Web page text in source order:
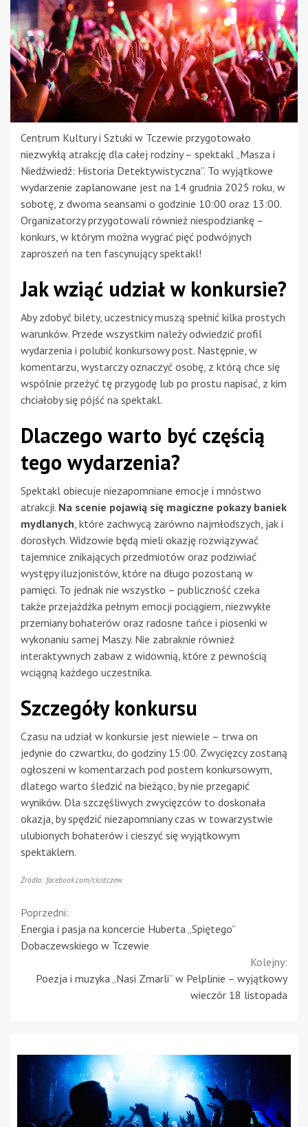
Centrum Kultury i Sztuki w Tczewie przygotowało
niezwykłą atrakcję dla całej rodziny – spektakl „Masza i
Niedźwiedź: Historia Detektywistyczna”. To wyjątkowe
wydarzenie zaplanowane jest na 14 grudnia 2025 roku, w
sobotę, z dwoma seansami o godzinie 10:00 oraz 13:00.
Organizatorzy przygotowali również niespodziankę –
konkurs, w którym można wygrać pięć podwójnych
zaproszeń na ten fascynujący spektakl!
Jak wziąć udział w konkursie?
Aby zdobyć bilety, uczestnicy muszą spełnić kilka prostych
warunków. Przede wszystkim należy odwiedzić profil
wydarzenia i polubić konkursowy post. Następnie, w
komentarzu, wystarczy oznaczyć osobę, z którą chce się
wspólnie przeżyć tę przygodę lub po prostu napisać, z kim
chciałoby się pójść na spektakl.
Dlaczego warto być częścią
tego wydarzenia?
Spektakl obiecuje niezapomniane emocje i mnóstwo
atrakcji. Na scenie pojawią się magiczne pokazy baniek
mydlanych , które zachwycą zarówno najmłodszych, jak i
dorosłych. Widzowie będą mieli okazję rozwiązywać
tajemnice znikających przedmiotów oraz podziwiać
występy iluzjonistów, które na długo pozostaną w
pamięci. To jednak nie wszystko – publiczność czeka
także przejażdżka pełnym emocji pociągiem, niezwykłe
przemiany bohaterów oraz radosne tańce i piosenki w
wykonaniu samej Maszy. Nie zabraknie również
interaktywnych zabaw z widownią, które z pewnością
wciągną każdego uczestnika.
Szczegóły konkursu
Czasu na udział w konkursie jest niewiele – trwa on
jedynie do czwartku, do godziny 15:00. Zwycięzcy zostaną
ogłoszeni w komentarzach pod postem konkursowym,
dlatego warto śledzić na bieżąco, by nie przegapić
wyników. Dla szczęśliwych zwycięzców to doskonała
okazja, by spędzić niezapomniany czas w towarzystwie
ulubionych bohaterów i cieszyć się wyjątkowym
spektaklem.
Źródło: facebook.com/ckistczew
Continue
Reading
Poprzedni:
Energia i pasja na koncercie Huberta „Spiętego”
Dobaczewskiego w Tczewie
Kolejny:
Poezja i muzyka „Nasi Zmarli” w Pelplinie – wyjątkowy
wieczór 18 listopada